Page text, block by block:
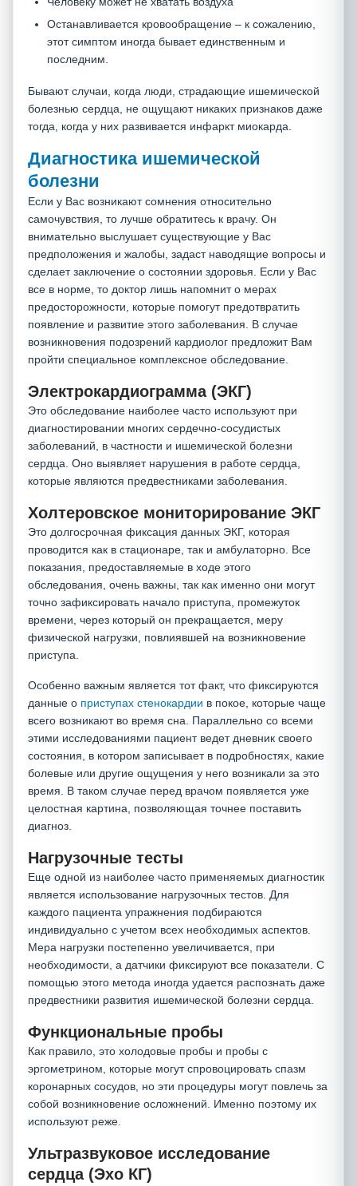
Останавливается кровообращение – к сожалению,
этот симптом иногда бывает единственным и
последним.
Бывают случаи, когда люди, страдающие ишемической
болезнью сердца, не ощущают никаких признаков даже
тогда, когда у них развивается инфаркт миокарда.
Диагностика ишемической
болезни
Если у Вас возникают сомнения относительно
самочувствия, то лучше обратитесь к врачу. Он
внимательно выслушает существующие у Вас
предположения и жалобы, задаст наводящие вопросы и
сделает заключение о состоянии здоровья. Если у Вас
все в норме, то доктор лишь напомнит о мерах
предосторожности, которые помогут предотвратить
появление и развитие этого заболевания. В случае
возникновения подозрений кардиолог предложит Вам
пройти специальное комплексное обследование.
Электрокардиограмма (ЭКГ)
Это обследование наиболее часто используют при
диагностировании многих сердечно-сосудистых
заболеваний, в частности и ишемической болезни
сердца. Оно выявляет нарушения в работе сердца,
которые являются предвестниками заболевания.
Холтеровское мониторирование ЭКГ
Это долгосрочная фиксация данных ЭКГ, которая
проводится как в стационаре, так и амбулаторно. Все
показания, предоставляемые в ходе этого
обследования, очень важны, так как именно они могут
точно зафиксировать начало приступа, промежуток
времени, через который он прекращается, меру
физической нагрузки, повлиявшей на возникновение
приступа.
Особенно важным является тот факт, что фиксируются
данные о приступах стенокардии в покое, которые чаще
всего возникают во время сна. Параллельно со всеми
этими исследованиями пациент ведет дневник своего
состояния, в котором записывает в подробностях, какие
болевые или другие ощущения у него возникали за это
время. В таком случае перед врачом появляется уже
целостная картина, позволяющая точнее поставить
диагноз.
Нагрузочные тесты
Еще одной из наиболее часто применяемых диагностик
является использование нагрузочных тестов. Для
каждого пациента упражнения подбираются
индивидуально с учетом всех необходимых аспектов.
Мера нагрузки постепенно увеличивается, при
необходимости, а датчики фиксируют все показатели. С
помощью этого метода иногда удается распознать даже
предвестники развития ишемической болезни сердца.
Функциональные пробы
Как правило, это холодовые пробы и пробы с
эргометрином, которые могут спровоцировать спазм
коронарных сосудов, но эти процедуры могут повлечь за
собой возникновение осложнений. Именно поэтому их
используют реже.
Ультразвуковое исследование
сердца (Эхо КГ)